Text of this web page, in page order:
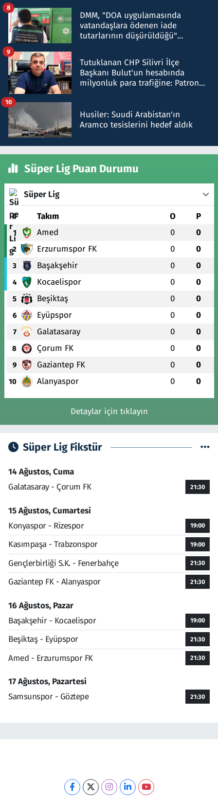
DMM, "DOA uygulamasında
vatandaşlara ödenen iade
tutarlarının düşürüldüğü"
8
Tutuklanan CHP Silivri İlçe
Başkanı Bulut'un hesabında
milyonluk para trafiğine: Patron
9
Husiler: Suudi Arabistan'ın
Aramco tesislerini hedef aldık
10
Süper Lig Puan Durumu
Süper Lig
# Takım O P
1 Amed 0 0
2 Erzurumspor FK 0 0
3 Başakşehir 0 0
4 Kocaelispor 0 0
5 Beşiktaş 0 0
6 Eyüpspor 0 0
7 Galatasaray 0 0
8 Çorum FK 0 0
9 Gaziantep FK 0 0
10 Alanyaspor 0 0
Detaylar için tıklayın
Süper Lig Fikstür
14 Ağustos, Cuma
Galatasaray - Çorum FK
21:30
15 Ağustos, Cumartesi
Konyaspor - Rizespor
19:00
Kasımpaşa - Trabzonspor 19:00
Gençlerbirliği S.K. - Fenerbahçe 21:30
Gaziantep FK - Alanyaspor 21:30
16 Ağustos, Pazar
Başakşehir - Kocaelispor
19:00
Beşiktaş - Eyüpspor 21:30
Amed - Erzurumspor FK 21:30
17 Ağustos, Pazartesi
Samsunspor - Göztepe
21:30